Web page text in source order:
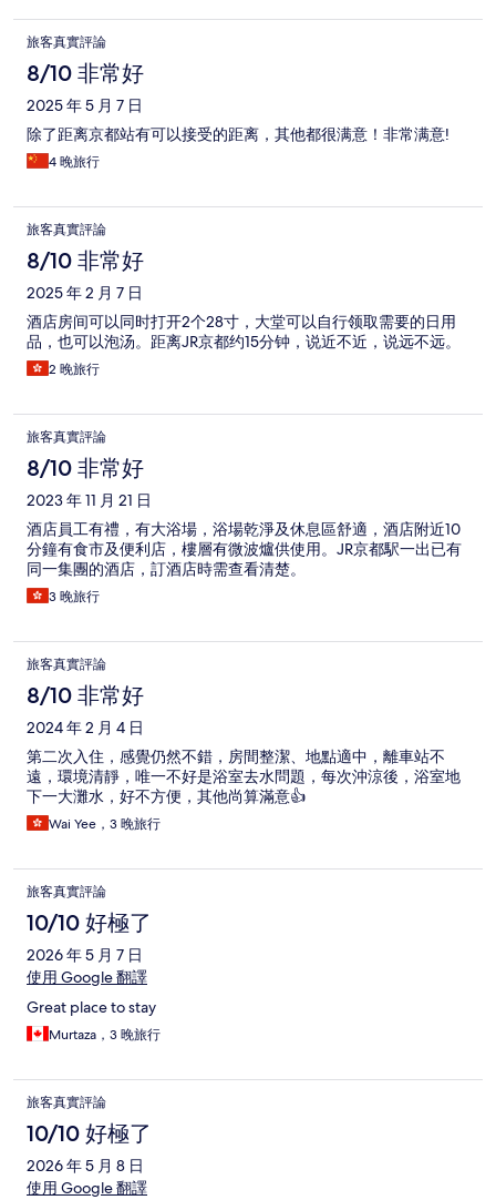
旅客真實評論
8/10 非常好
2025 年 5 月 7 日
除了距离京都站有可以接受的距离，其他都很满意！非常满意!
4 晚旅行
旅客真實評論
8/10 非常好
2025 年 2 月 7 日
酒店房间可以同时打开2个28寸，大堂可以自行领取需要的日用
品，也可以泡汤。距离JR京都约15分钟，说近不近，说远不远。
2 晚旅行
旅客真實評論
8/10 非常好
2023 年 11 月 21 日
酒店員工有禮，有大浴場，浴場乾淨及休息區舒適，酒店附近10
分鐘有食市及便利店，樓層有微波爐供使用。JR京都駅一出已有
同一集團的酒店，訂酒店時需查看清楚。
3 晚旅行
旅客真實評論
8/10 非常好
2024 年 2 月 4 日
第二次入住，感覺仍然不錯，房間整潔、地點適中，離車站不
遠，環境清靜，唯一不好是浴室去水問題，每次沖涼後，浴室地
下一大灘水，好不方便，其他尚算滿意👍
Wai Yee，3 晚旅行
旅客真實評論
10/10 好極了
2026 年 5 月 7 日
使用 Google 翻譯
Great place to stay
Murtaza，3 晚旅行
旅客真實評論
10/10 好極了
2026 年 5 月 8 日
使用 Google 翻譯